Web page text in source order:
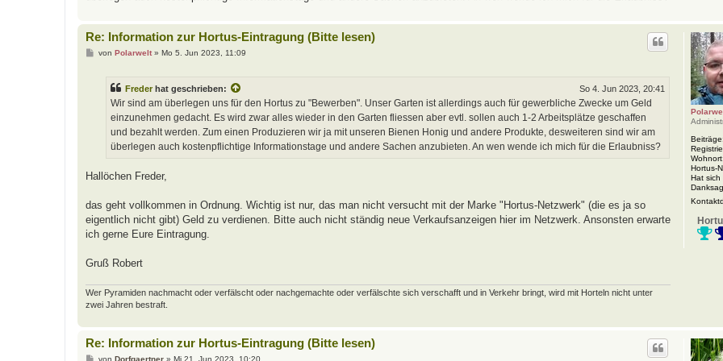
Beiträge:
Wohnort:
Hortus-
Hat
Re: Information zur Hortus-Eintragung (Bitte lesen)
Bvon Polarwelt» Mo 5. Jun 2023, 11:09
Freder hat geschrieben: So 4. Jun 2023, 20:41
Wir sind am überlegen uns für den Hortus zu "Bewerben". Unser Garten ist allerdings auch für gewerbliche Zwecke um Geld
einzunehmen gedacht. Es wird zwar alles wieder in den Garten fliessen aber evtl. sollen auch 1-2 Arbeitsplätze geschaffen
und bezahlt werden. Zum einen Produzieren wir ja mit unseren Bienen Honig und andere Produkte, desweiteren sind wir am
überlegen auch kostenpflichtige Informationstage und andere Sachen anzubieten. An wen wende ich mich für die Erlaubniss?
Hallöchen Freder,
das geht vollkommen in Ordnung. Wichtig ist nur, das man nicht versucht mit der Marke "Hortus-Netzwerk" (die es ja so
eigentlich nicht gibt) Geld zu verdienen. Bitte auch nicht ständig neue Verkaufsanzeigen hier im Netzwerk. Ansonsten erwarte
ich gerne Eure Eintragung.
Gruß Robert
Wer Pyramiden nachmacht oder verfälscht oder nachgemachte oder verfälschte sich verschafft und in Verkehr bringt, wird mit Horteln nicht unter
zwei Jahren bestraft.
Re: Information zur Hortus-Eintragung (Bitte lesen)
Bvon Dorfgaertner» Mi 21. Jun 2023, 10:20